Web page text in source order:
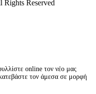
Rights Reserved
online τον νέο μας
τον άμεσα σε μορφή